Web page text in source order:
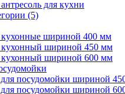
для кухни
(5)
шириной 400 мм
шириной 450 мм
шириной 600 мм
посудомойки шириной
посудомойки шириной